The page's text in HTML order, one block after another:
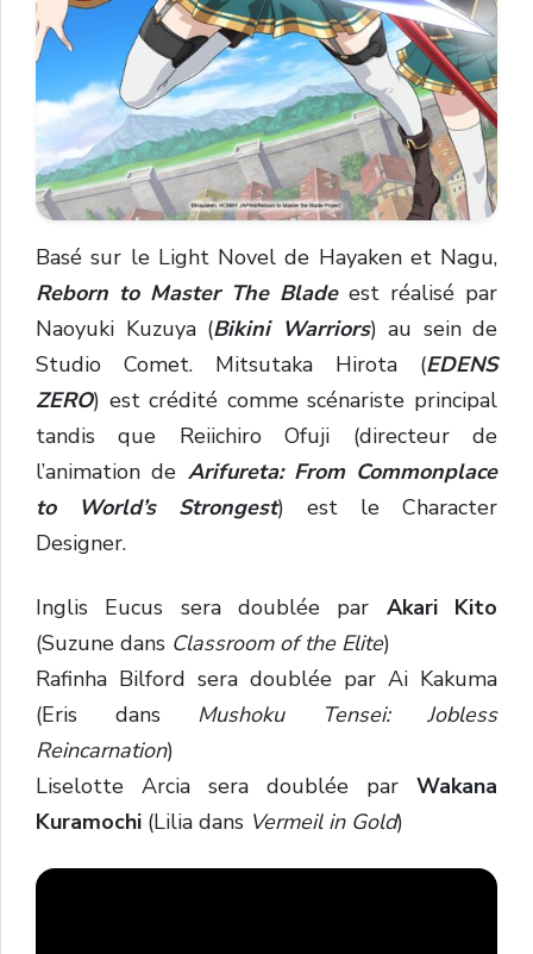
Basé sur le Light Novel de Hayaken et Nagu,
Reborn to Master The Bladeest réalisé par
Naoyuki Kuzuya (Bikini Warriors) au sein de
Studio Comet. Mitsutaka Hirota (EDENS
ZERO) est crédité comme scénariste principal
tandis que Reiichiro Ofuji (directeur de
l’animation de Arifureta: From Commonplace
to World’s Strongest) est le Character
Designer.
Inglis Eucus sera doublée par Akari Kito
(Suzune dans Classroom of the Elite)
Rafinha Bilford sera doublée par Ai Kakuma
(Eris dans Mushoku Tensei: Jobless
Reincarnation)
Liselotte Arcia sera doublée par Wakana
Kuramochi (Lilia dans Vermeil in Gold)